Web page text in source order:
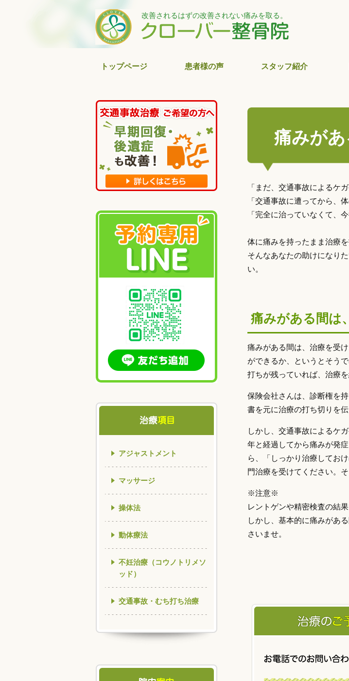
改善されるはずの改善されない痛みを取る。
トップページ 患者様の声 スタッフ紹介
痛みが
「まだ、交通事故によるケ
「交通事故に遭ってから、
「完全に治っていなくて、
体に痛みを持ったまま治療
そんなあなたの助けになり
い。
痛みがある間は
痛みがある間は、治療を受
ができるか、というとそう
打ちが残っていれば、治療
保険会社さんは、診断権を
書を元に治療の打ち切りを伝
しかし、交通事故によるケ
年と経過してから痛みが発
ら、「しっかり治療してお
門治療を受けてください。
※注意※
レントゲンや精密検査の結
しかし、基本的に痛みがあ
さいませ。
アジャストメント
マッサージ
操体法
動体療法
不妊治療（コウノトリメソ
ッド）
交通事故・むち打ち治療